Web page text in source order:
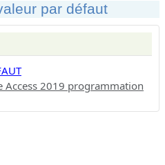
par défaut
Access 2019 programmation